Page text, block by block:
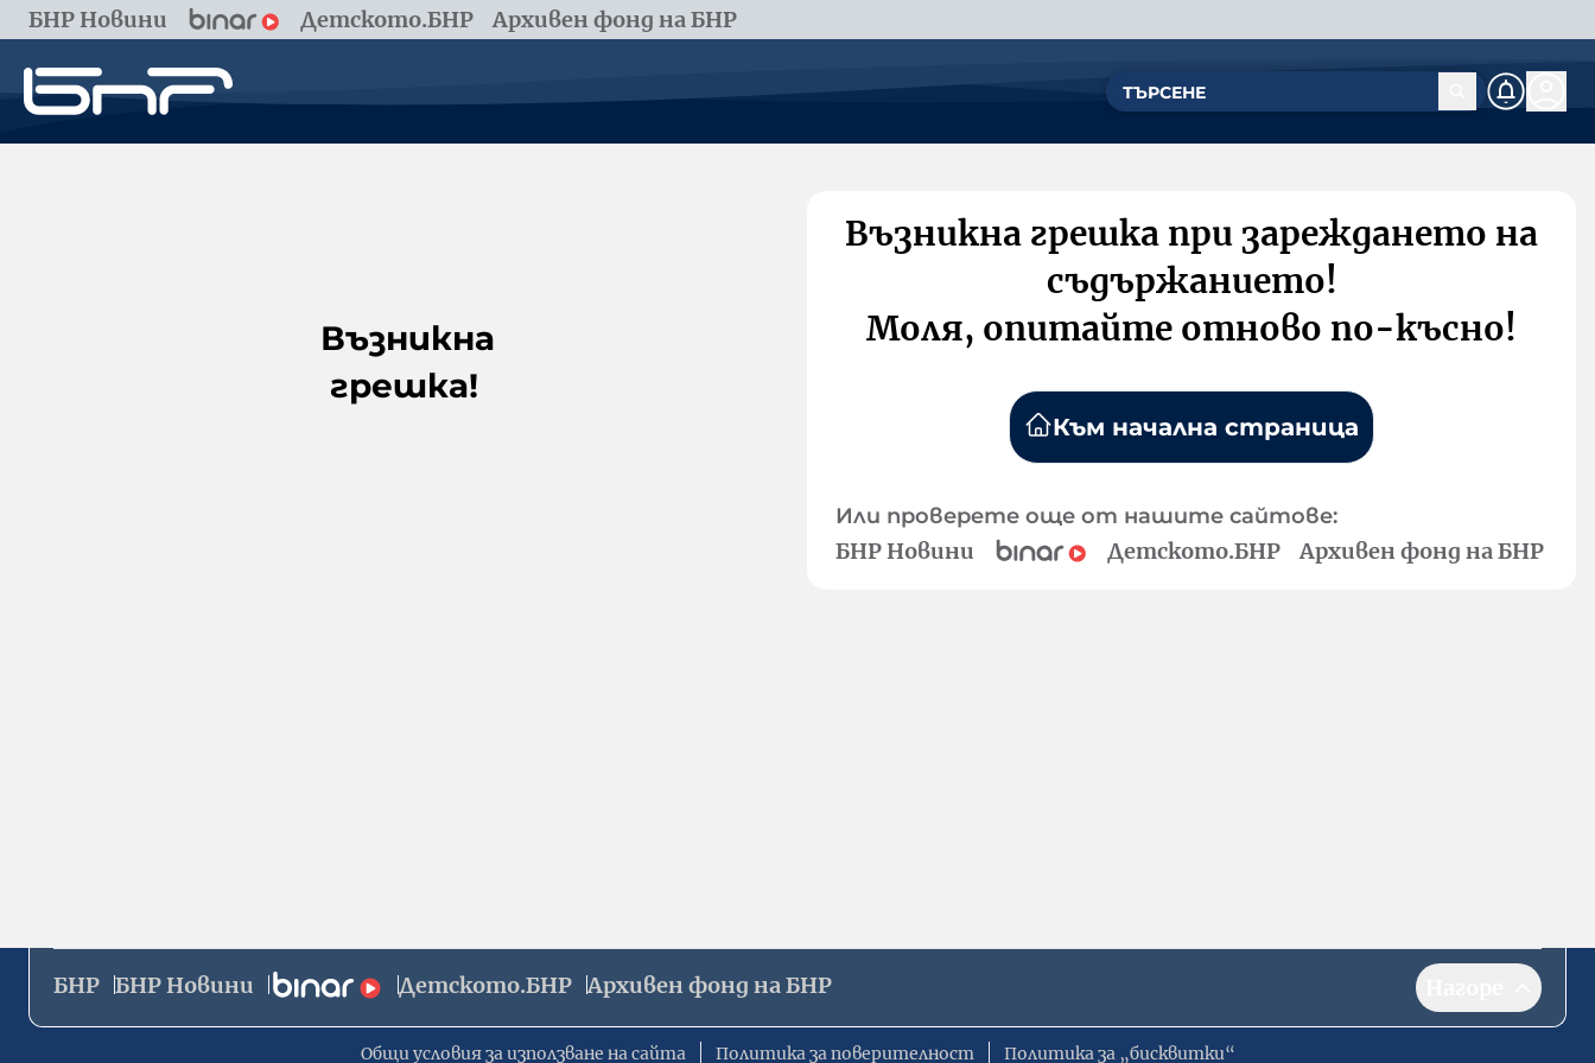
БНР Новини Детското.БНР Архивен фонд на БНР
Възникна
грешка!
Възникна грешка при зареждането на
съдържанието!
Моля, опитайте отново по-късно!
Към начална страница
Или проверете още от нашите сайтове:
БНР Новини Детското.БНР Архивен фонд на БНР
БНР БНР Новини Детското.БНР Архивен фонд на БНР
Общи условия за използване на сайта Политика за поверителност Политика за „бисквитки“